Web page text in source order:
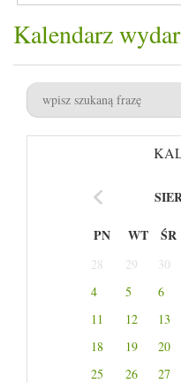
Kalendarz
PN WT ŚR
28 29 30
4
5 6
11
12 13
18
19 20
25
26 27